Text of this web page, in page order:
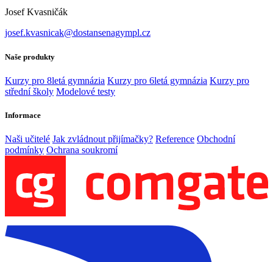
Josef Kvasničák
josef.kvasnicak@dostansenagympl.cz
Naše produkty
Kurzy pro 8letá gymnázia Kurzy pro 6letá gymnázia Kurzy pro
střední školy Modelové testy
Informace
Naši učitelé Jak zvládnout přijímačky? Reference Obchodní
podmínky Ochrana soukromí